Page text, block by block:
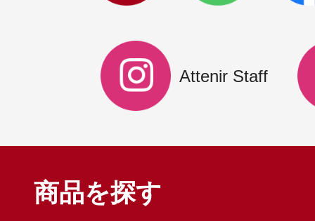
Attenir Staff
商品を探す